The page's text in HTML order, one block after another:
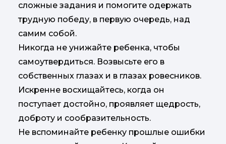
сложные задания и помогите одержать
трудную победу, в первую очередь, над
самим собой.
Никогда не унижайте ребенка, чтобы
самоутвердиться. Возвысьте его в
собственных глазах и в глазах ровесников.
Искренне восхищайтесь, когда он
поступает достойно, проявляет щедрость,
доброту и сообразительность.
Не вспоминайте ребенку прошлые ошибки